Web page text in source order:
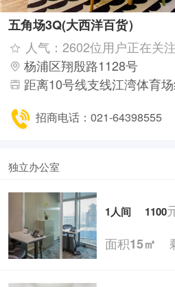
五角场3Q(大西洋百货）
人气：2602位用户正在关
杨浦区翔殷路1128号
距离10号线支线江湾体育
招商电话：021-64398555
独立办公室
1人间 1100
面积15㎡